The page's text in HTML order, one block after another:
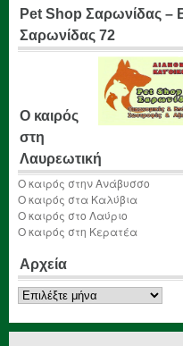
Pet Shop Σαρωνίδας –
Σαρωνίδας 72
Ο καιρός
στη
Λαυρεωτική
Ο καιρός στην Ανάβυσσο
Ο καιρός στα Καλύβια
Ο καιρός στο Λαύριο
Ο καιρός στη Κερατέα
Αρχεία
Αρχεία